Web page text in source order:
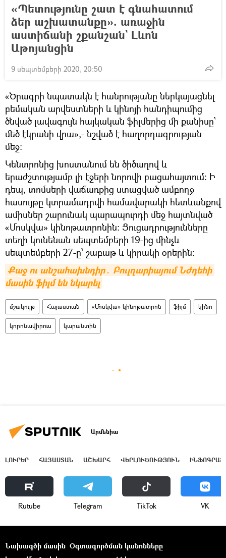
«Պետությունը շատ է գնահատում
ձեր աշխատանքը». առաջին
աստիճանի շքանշան` Լևոն
Աթոյանցին
9 սեպտեմբերի 2020, 20:50
«Ծրագրի նպատակն է հանրությանը ներկայացնել
բեմական արվեստների և կինոյի հանդիպումից
ծնված լավագույն հայկական ֆիլմերից մի քանիսը՝
մեծ էկրանի վրա»,- նշված է հաղորդագրության
մեջ։
Կենտրոնից խոստանում են ծիծաղով և
երաժշտությամբ լի էջերի նորովի բացահայտում։ Ի
դեպ, տոմսերի վաճառքից ստացված ամբողջ
հասույթը կտրամադրվի համավարակի հետևանքով
ամիսներ շարունակ պարապուրդի մեջ հայտնված
«Մոսկվա» կինոթատրոնին: Ցուցադրությունները
տեղի կունենան սեպտեմբերի 19-ից մինչև
սեպտեմբերի 27-ը՝ շաբաթ և կիրակի օրերին։
Քաջ ու անշահախնդիր․ Բուլղարիայում Նժդեհի
մասին ֆիլմ են նկարել
մշակույթ Հայաստան «Մոսկվա» կինոթատրոն ֆիլմ կինո
կորոնավիրուս կարանտին
Արմենիա
ԼՈՒՐԵՐ ՀԱՅԱՍՏԱՆ ԱՇԽԱՐՀ ՎԵՐԼՈՒԾՈՒԹՅՈՒՆ
Rutube Telegram ТikТоk VK
Նախագծի մասին Օգտագործման կանոնները